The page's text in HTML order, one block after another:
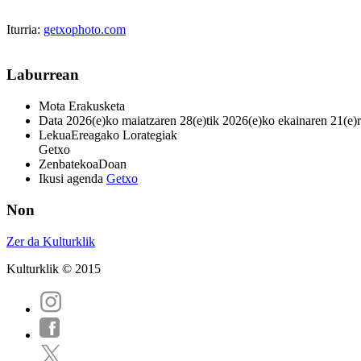
Iturria: getxophoto.com
Laburrean
Mota Erakusketa
Data 2026(e)ko maiatzaren 28(e)tik 2026(e)ko ekainaren
LekuaEreagako Lorategiak
Getxo
ZenbatekoaDoan
Ikusi agenda Getxo
Non
Zer da Kulturklik
Kulturklik © 2015